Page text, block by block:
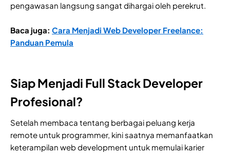
pengawasan langsung sangat dihargai oleh perekrut.
Baca juga: Cara Menjadi Web Developer Freelance:
Panduan Pemula
Siap Menjadi Full Stack Developer
Profesional?
Setelah membaca tentang berbagai peluang kerja
remote untuk programmer, kini saatnya memanfaatkan
keterampilan web development untuk memulai karier